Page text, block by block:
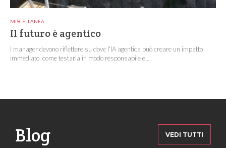
MISCELLANEA
Il futuro è agentico
I manager devono riflettere su dove l'IA agentica può creare un impatto
immediato, come testarla in modo responsabile e...
Blog VEDI TUTTI